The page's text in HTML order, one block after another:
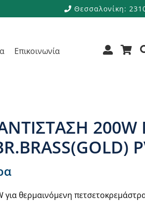
Θεσσαλονίκη:
Επικοινωνία
200W
για θερμαινόμενη